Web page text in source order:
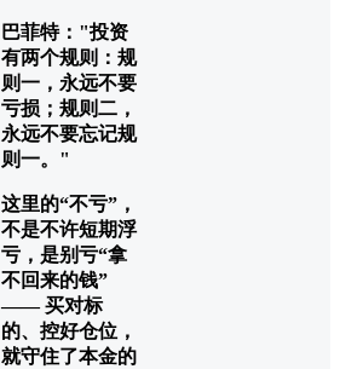
巴菲特："投资
有两个规则：规
则一，永远不要
亏损；规则二，
永远不要忘记规
则一。"
这里的“不亏”，
不是不许短期浮
亏，是别亏“拿
不回来的钱”
—— 买对标
的、控好仓位，
就守住了本金的